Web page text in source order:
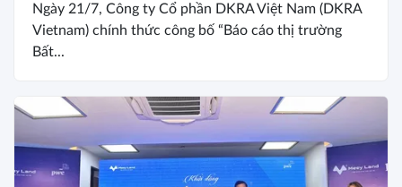
Ngày 21/7, Công ty Cổ phần DKRA Việt Nam (DKRA
Vietnam) chính thức công bố “Báo cáo thị trường
Bất...